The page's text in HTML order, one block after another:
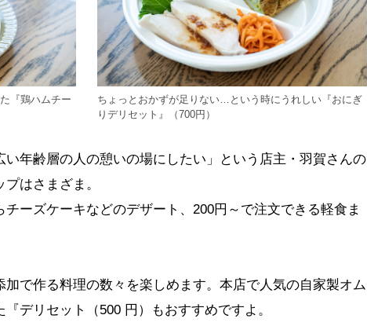
『鶏ハムチー
ちょっとおかずが足りない…という時にうれしい『おにぎ
りデリセット』（700円）
い年齢層の人の憩いの場にしたい」という店主・羽賀さんの
はさまざま。
ーズケーキなどのデザート、200円～で注文できる軽食ま
で作る料理の数々を楽しめます。本店で人気の自家製オム
デリセット（500 円）もおすすめですよ。